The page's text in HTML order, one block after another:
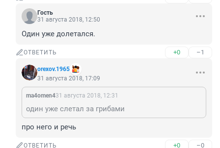
Гость
31 августа 2018, 12:50
Один уже долетался.
ОТВЕТИТЬ +0 –1
orexov.1965
31 августа 2018, 17:09
ma4omen431 августа 2018, 12:31
один уже слетал за грибами
про него и речь
ОТВЕТИТЬ +0 –0